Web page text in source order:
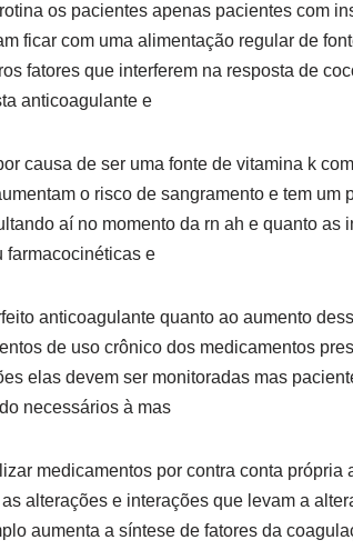
os pacientes apenas pacientes com
ficar com uma alimentação regular de
fatores que interferem na resposta de
anticoagulante e
causa de ser uma fonte de vitamina k
o risco de sangramento e tem um
aí no momento da rn ah e quanto as
farmacocinéticas e
anticoagulante quanto ao aumento
de uso crônico dos medicamentos
elas devem ser monitoradas mas
necessários à mas
medicamentos por contra conta própria
alterações e interações que levam a
aumenta a síntese de fatores da